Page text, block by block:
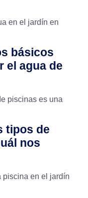
en el jardín en
básicos
el agua de
piscinas es una
tipos de
nos
piscina en el jardín